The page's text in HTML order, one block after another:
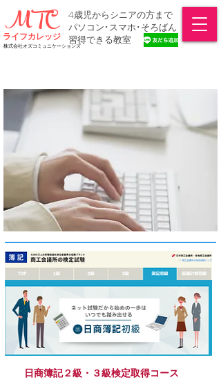
MTC
ライフカレッジ
4歳児からシニアの方まで
​パソコン･スマホ･そろばん
習得できる教室
株式会社オズコミュニケーションズ
日商簿記２級・３級検定取得コース